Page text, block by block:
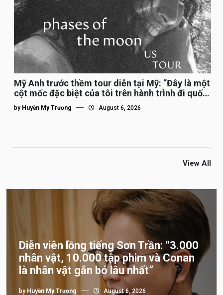
Mỹ Anh trước thềm tour diễn tại Mỹ: “Đây là một
cột mốc đặc biệt của tôi trên hành trình đi quốc
tế”
by Huyền My Trương August 6, 2026
View All
Diễn viên lồng tiếng Sơn Trần: “3.000
nhân vật, 10.000 tập phim và Conan
là nhân vật gắn bó lâu nhất”
by Huyền My Trương August 6, 2026